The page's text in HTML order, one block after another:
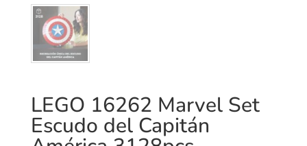
LEGO 16262 Marvel Set
Escudo del Capitán